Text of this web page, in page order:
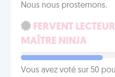
Nous nous prosternons.
FERVENT
MAÎTRE NINJA
Vous avez voté sur 50